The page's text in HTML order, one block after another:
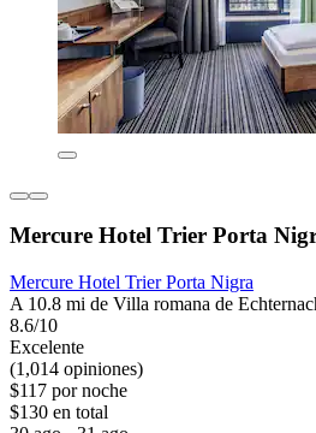
Mercure Hotel Trier Porta
Mercure Hotel Trier Porta Nigra
A 10.8 mi de Villa romana de
8.6/10
Excelente
(1,014 opiniones)
$117 por noche
$130 en total